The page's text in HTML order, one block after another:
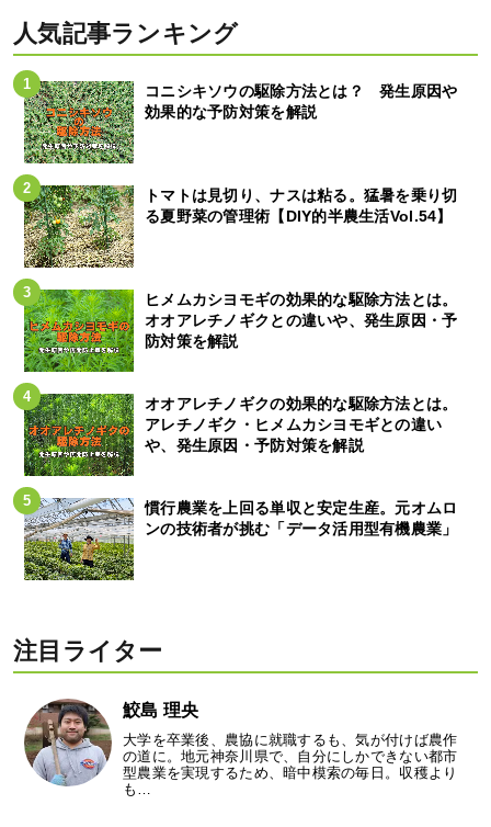
人気記事ランキング
コニシキソウの駆除方法とは？ 発生原因や
効果的な予防対策を解説
トマトは見切り、ナスは粘る。猛暑を乗り切
る夏野菜の管理術【DIY的半農生活Vol.54】
ヒメムカシヨモギの効果的な駆除方法とは。
オオアレチノギクとの違いや、発生原因・予
防対策を解説
オオアレチノギクの効果的な駆除方法とは。
アレチノギク・ヒメムカシヨモギとの違い
や、発生原因・予防対策を解説
慣行農業を上回る単収と安定生産。元オムロ
ンの技術者が挑む「データ活用型有機農業」
注目ライター
鮫島 理央
大学を卒業後、農協に就職するも、気が付けば農作
の道に。地元神奈川県で、自分にしかできない都市
型農業を実現するため、暗中模索の毎日。収穫より
も…